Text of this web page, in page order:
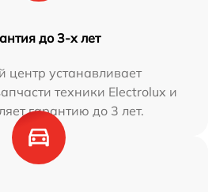
до 3-х лет
центр устанавливает
техники Electrolux и
гарантию до 3 лет.